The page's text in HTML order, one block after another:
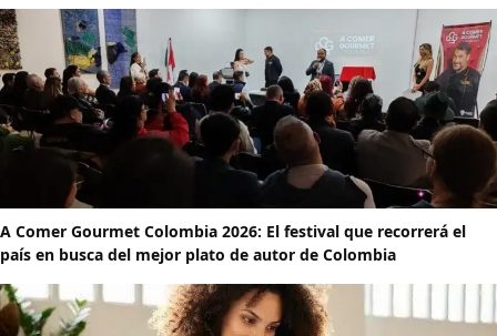
A Comer Gourmet Colombia 2026: El festival que recorrerá el
país en busca del mejor plato de autor de Colombia